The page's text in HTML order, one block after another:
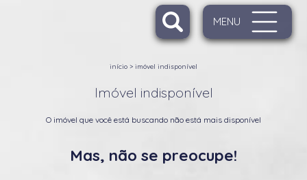
MENU
início > imóvel indisponível
Imóvel indisponível
O imóvel que você está buscando não está mais disponível
Mas, não se preocupe!